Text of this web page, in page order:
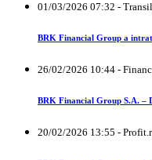
01/03/2026 07:32 -
BRK Financial Group a
26/02/2026 10:44 -
BRK Financial Group S.A. –
20/02/2026 13:55 -